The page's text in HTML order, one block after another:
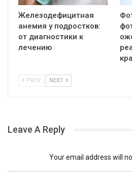
Железодефицитная
анемия у подростков:
от диагностики к
лечению
PREV NEXT
Leave A Reply
Your email address will